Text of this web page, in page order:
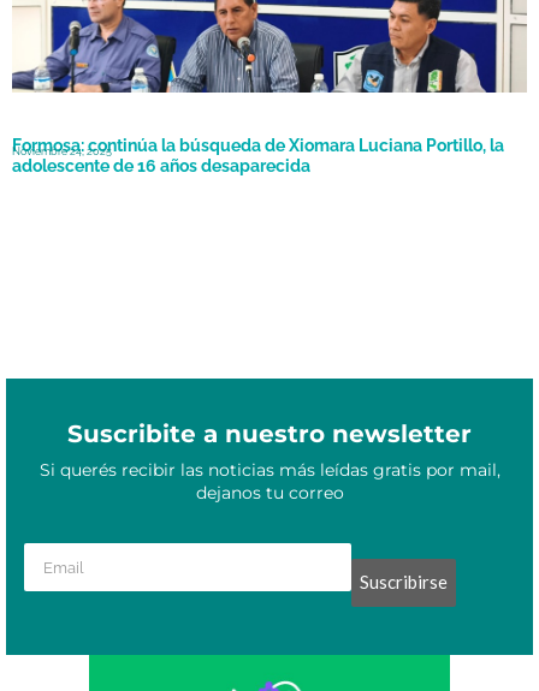
Formosa: continúa la búsqueda de Xiomara Luciana Portillo, la
adolescente de 16 años desaparecida
Noviembre 24, 2025
Suscribite a nuestro newsletter
Si querés recibir las noticias más leídas gratis por mail,
dejanos tu correo
Suscribirse